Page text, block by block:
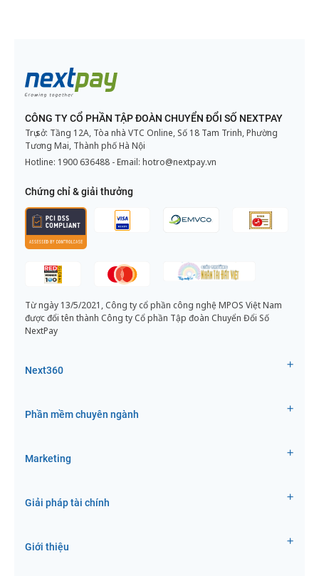
CÔNG TY CỔ PHẦN TẬP ĐOÀN CHUYỂN ĐỔI SỐ NEXTPAY
Trụ sở: Tầng 12A, Tòa nhà VTC Online, Số 18 Tam Trinh, Phường
Tương Mai, Thành phố Hà Nội
Hotline: 1900 636488 - Email: hotro@nextpay.vn
Chứng chỉ & giải thưởng
Từ ngày 13/5/2021, Công ty cổ phần công nghệ MPOS Việt Nam
được đổi tên thành Công ty Cổ phần Tập đoàn Chuyển Đổi Số
NextPay
Next360
Phần mềm chuyên ngành
Marketing
Giải pháp tài chính
Giới thiệu